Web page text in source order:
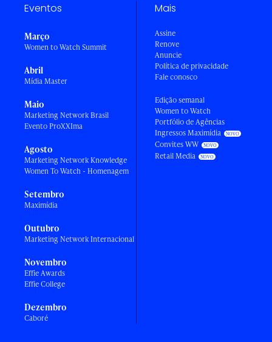
Eventos
Março
Women to Watch Summit
Abril
Mídia Master
Maio
Marketing Network Brasil
Evento ProXXIma
Agosto
Marketing Network Knowledge
Women To Watch - Homenagem
Setembro
Maximídia
Outubro
Marketing Network Internacional
Novembro
Effie Awards
Effie College
Dezembro
Caboré
Mais
Assine
Renove
Anuncie
Política de privacidade
Fale conosco
Edição semanal
Women to Watch
Portfólio de Agências
Ingressos Maximídia
Convites WW
Retail Media